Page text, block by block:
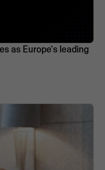
as Europe's leading